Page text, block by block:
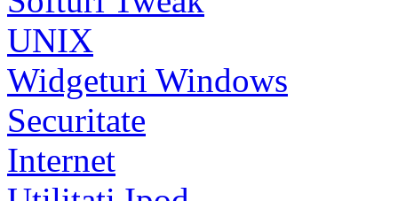
UNIX
Widgeturi Windows
Securitate
Internet